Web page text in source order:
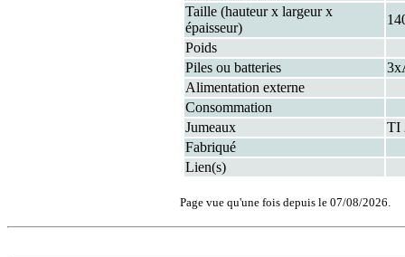
Taille (hauteur x largeur x
épaisseur)
Poids
Piles ou batteries
Alimentation externe
Consommation
Jumeaux
TI
Fabriqué
Lien(s)
Page vue qu'une fois depuis le 07/08/2026.